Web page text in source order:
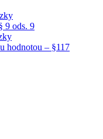
9 ods. 9
hodnotou – §117